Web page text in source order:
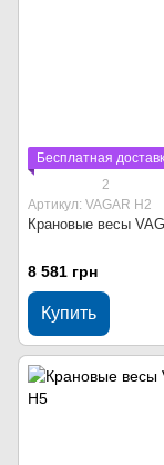
Бесплатная
2
Артикул: VAGAR Н2
Крановые весы
8 581 грн
Купить